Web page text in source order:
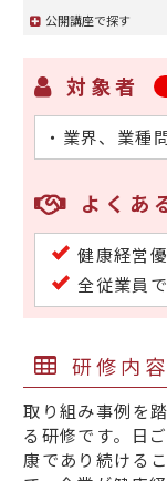
公開講座で探す
対象者
・業界、業種
よくあ
健康経営
全従業員
研修内
取り組み事例を
る研修です。日
康であり続ける